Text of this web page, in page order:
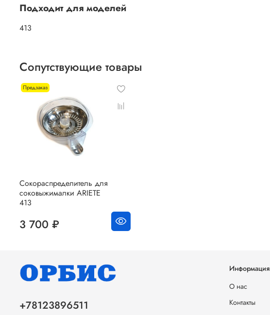
Подходит для моделей
413
Сопутствующие товары
Предзаказ
Сокораспределитель для
соковыжималки ARIETE
413
3 700 ₽
Информация
О нас
Контакты
+78123896511